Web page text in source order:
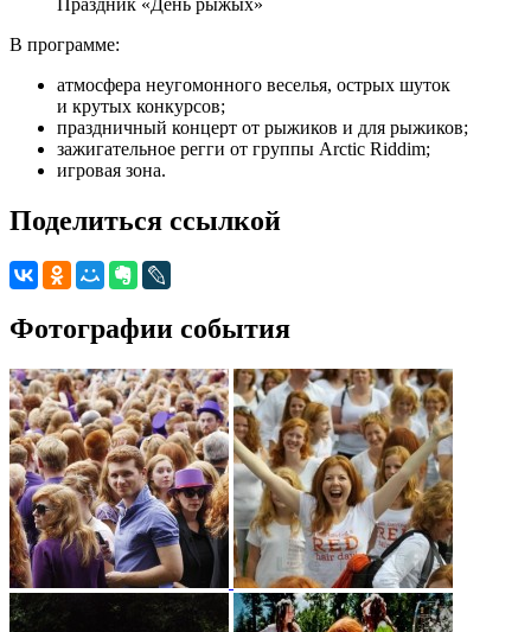
Праздник «День рыжых»
В программе:
атмосфера неугомонного веселья, острых шуток
и крутых конкурсов;
праздничный концерт от рыжиков и для рыжиков;
зажигательное регги от группы Arctic Riddim;
игровая зона.
Поделиться ссылкой
Фотографии события